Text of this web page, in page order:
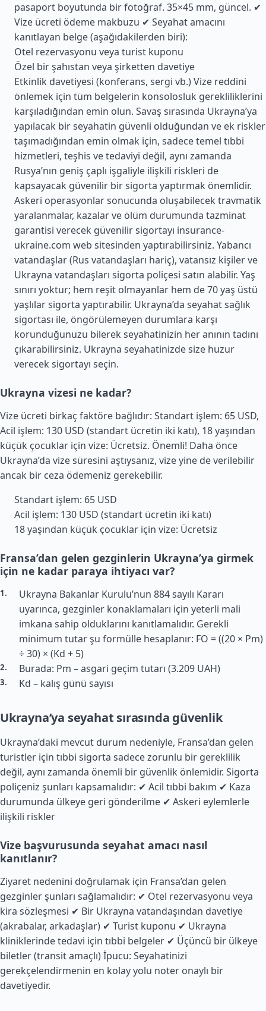
pasaport boyutunda bir fotoğraf. 35×45 mm, güncel. ✔
Vize ücreti ödeme makbuzu ✔ Seyahat amacını
kanıtlayan belge (aşağıdakilerden biri):
Otel rezervasyonu veya turist kuponu
Özel bir şahıstan veya şirketten davetiye
Etkinlik davetiyesi (konferans, sergi vb.) Vize reddini
önlemek için tüm belgelerin konsolosluk gerekliliklerini
karşıladığından emin olun. Savaş sırasında Ukrayna’ya
yapılacak bir seyahatin güvenli olduğundan ve ek riskler
taşımadığından emin olmak için, sadece temel tıbbi
hizmetleri, teşhis ve tedaviyi değil, aynı zamanda
Rusya’nın geniş çaplı işgaliyle ilişkili riskleri de
kapsayacak güvenilir bir sigorta yaptırmak önemlidir.
Askeri operasyonlar sonucunda oluşabilecek travmatik
yaralanmalar, kazalar ve ölüm durumunda tazminat
garantisi verecek güvenilir sigortayı insurance-
ukraine.com web sitesinden yaptırabilirsiniz. Yabancı
vatandaşlar (Rus vatandaşları hariç), vatansız kişiler ve
Ukrayna vatandaşları sigorta poliçesi satın alabilir. Yaş
sınırı yoktur; hem reşit olmayanlar hem de 70 yaş üstü
yaşlılar sigorta yaptırabilir. Ukrayna’da seyahat sağlık
sigortası ile, öngörülemeyen durumlara karşı
korunduğunuzu bilerek seyahatinizin her anının tadını
çıkarabilirsiniz. Ukrayna seyahatinizde size huzur
verecek sigortayı seçin.
Ukrayna vizesi ne kadar?
Vize ücreti birkaç faktöre bağlıdır: Standart işlem: 65 USD,
Acil işlem: 130 USD (standart ücretin iki katı), 18 yaşından
küçük çocuklar için vize: Ücretsiz. Önemli! Daha önce
Ukrayna’da vize süresini aştıysanız, vize yine de verilebilir
ancak bir ceza ödemeniz gerekebilir.
Standart işlem: 65 USD
Acil işlem: 130 USD (standart ücretin iki katı)
18 yaşından küçük çocuklar için vize: Ücretsiz
Fransa’dan gelen gezginlerin Ukrayna’ya girmek
için ne kadar paraya ihtiyacı var?
Ukrayna Bakanlar Kurulu’nun 884 sayılı Kararı
uyarınca, gezginler konaklamaları için yeterli mali
imkana sahip olduklarını kanıtlamalıdır. Gerekli
minimum tutar şu formülle hesaplanır: FO = ((20 × Pm)
÷ 30) × (Kd + 5)
Burada: Pm – asgari geçim tutarı (3.209 UAH)
Kd – kalış günü sayısı
Ukrayna’ya seyahat sırasında güvenlik
Ukrayna’daki mevcut durum nedeniyle, Fransa’dan gelen
turistler için tıbbi sigorta sadece zorunlu bir gereklilik
değil, aynı zamanda önemli bir güvenlik önlemidir. Sigorta
poliçeniz şunları kapsamalıdır: ✔ Acil tıbbi bakım ✔ Kaza
durumunda ülkeye geri gönderilme ✔ Askeri eylemlerle
ilişkili riskler
Vize başvurusunda seyahat amacı nasıl
kanıtlanır?
Ziyaret nedenini doğrulamak için Fransa’dan gelen
gezginler şunları sağlamalıdır: ✔ Otel rezervasyonu veya
kira sözleşmesi ✔ Bir Ukrayna vatandaşından davetiye
(akrabalar, arkadaşlar) ✔ Turist kuponu ✔ Ukrayna
kliniklerinde tedavi için tıbbi belgeler ✔ Üçüncü bir ülkeye
biletler (transit amaçlı) İpucu: Seyahatinizi
gerekçelendirmenin en kolay yolu noter onaylı bir
davetiyedir.